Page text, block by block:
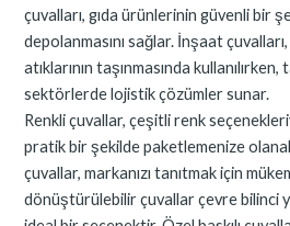
çuvalları, gıda ürünlerinin güvenli bir
depolanmasını sağlar. İnşaat
atıklarının taşınmasında kullanılırken,
sektörlerde lojistik çözümler sunar.
Renkli çuvallar, çeşitli renk
pratik bir şekilde paketlemenize olanak
çuvallar, markanızı tanıtmak için
dönüştürülebilir çuvallar çevre bilinci